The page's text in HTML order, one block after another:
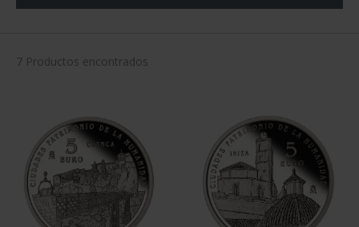
7 Productos encontrados